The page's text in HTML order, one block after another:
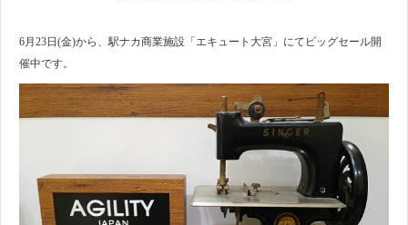
6月23日(金)から、駅ナカ商業施設「エキュート大宮」にてビッグセール開
催中です。